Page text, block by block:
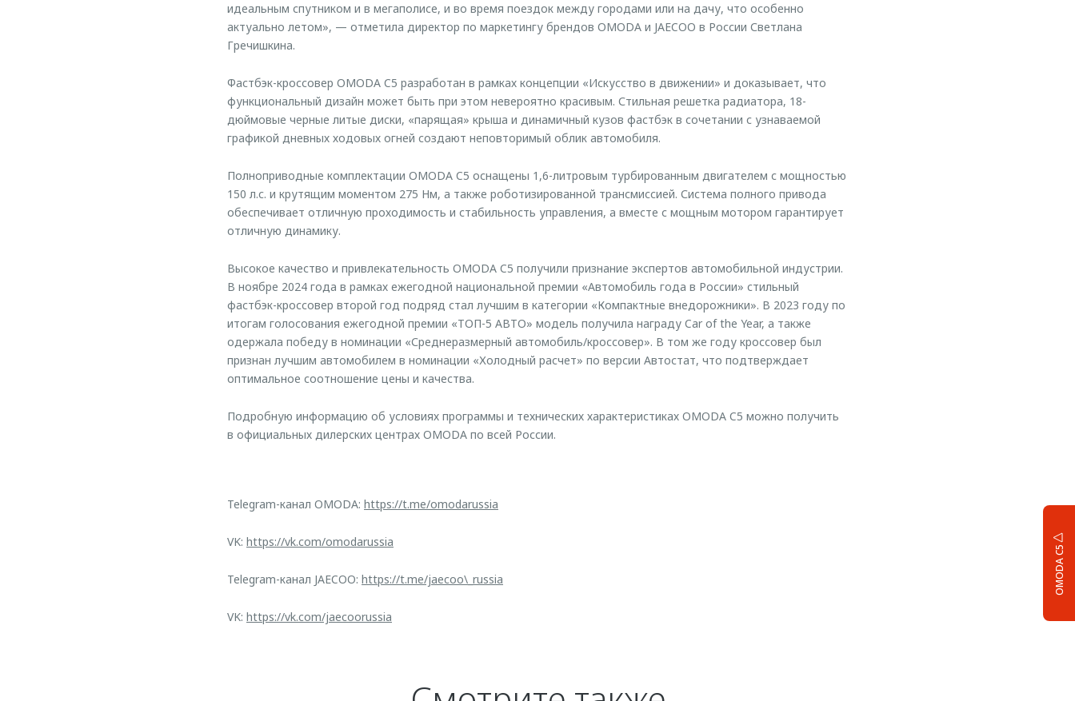
OMODA C5
идеальным спутником и в мегаполисе, и во время поездок между городами или на дачу, что особенно
актуально летом», — отметила директор по маркетингу брендов OMODA и JAECOO в России Светлана
Гречишкина.
Фастбэк-кроссовер OMODA C5 разработан в рамках концепции «Искусство в движении» и доказывает, что
функциональный дизайн может быть при этом невероятно красивым. Стильная решетка радиатора, 18-
дюймовые черные литые диски, «парящая» крыша и динамичный кузов фастбэк в сочетании с узнаваемой
графикой дневных ходовых огней создают неповторимый облик автомобиля.
Полноприводные комплектации OMODA C5 оснащены 1,6-литровым турбированным двигателем с мощностью
150 л.с. и крутящим моментом 275 Нм, а также роботизированной трансмиссией. Система полного привода
обеспечивает отличную проходимость и стабильность управления, а вместе с мощным мотором гарантирует
отличную динамику.
Высокое качество и привлекательность OMODA C5 получили признание экспертов автомобильной индустрии.
В ноябре 2024 года в рамках ежегодной национальной премии «Автомобиль года в России» стильный
фастбэк-кроссовер второй год подряд стал лучшим в категории «Компактные внедорожники». В 2023 году по
итогам голосования ежегодной премии «ТОП-5 АВТО» модель получила награду Car of the Year, а также
одержала победу в номинации «Среднеразмерный автомобиль/кроссовер». В том же году кроссовер был
признан лучшим автомобилем в номинации «Холодный расчет» по версии Автостат, что подтверждает
оптимальное соотношение цены и качества.
Подробную информацию об условиях программы и технических характеристиках OMODA C5 можно получить
в официальных дилерских центрах OMODA по всей России.
Telegram-канал OMODA: https://t.me/omodarussia
VK: https://vk.com/omodarussia
Telegram-канал JAECOO: https://t.me/jaecoo\_russia
VK: https://vk.com/jaecoorussia